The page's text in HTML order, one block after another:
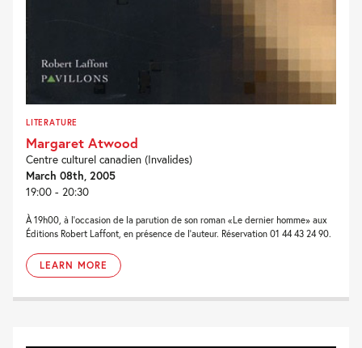
LITERATURE
Margaret Atwood
Centre culturel canadien (Invalides)
March 08th, 2005
19:00 - 20:30
À 19h00, à l'occasion de la parution de son roman «Le dernier homme» aux
Éditions Robert Laffont, en présence de l'auteur. Réservation 01 44 43 24 90.
LEARN MORE